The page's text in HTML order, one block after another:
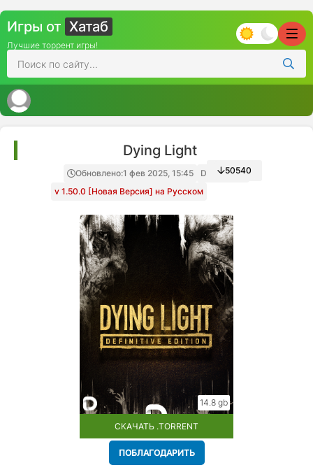
Игры от Хатаб
Лучшие торрент игры!
Dying Light
Обновлено:1 фев 2025, 15:45
Decepticon
v 1.50.0 [Новая Версия] на Русском
50540
14.8 gb
СКАЧАТЬ .TORRENT
ПОБЛАГОДАРИТЬ